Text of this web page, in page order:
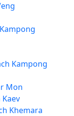
Kampong
Mon
Khemara